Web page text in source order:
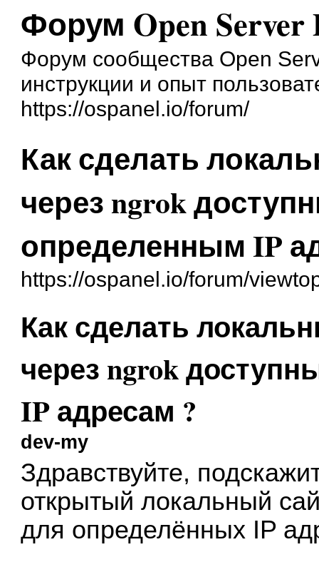
Форум Open Server
Форум сообщества Open
инструкции и опыт
https://ospanel.io/forum/
Как сделать
через ngrok
определенным IP
https://ospanel.io/forum/
Как сделать
через ngrok
IP адресам ?
dev-my
Здравствуйте,
открытый локальный
для определённых IP